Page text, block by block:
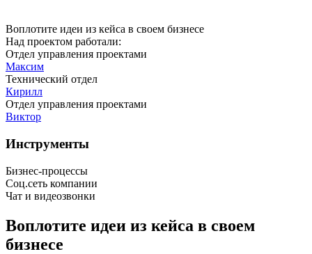
Воплотите идеи из кейса в своем бизнесе
Над проектом работали:
Отдел управления проектами
Максим
Технический отдел
Кирилл
Отдел управления проектами
Виктор
Инструменты
Бизнес-процессы
Соц.сеть компании
Чат и видеозвонки
Воплотите идеи из кейса в своем
бизнесе